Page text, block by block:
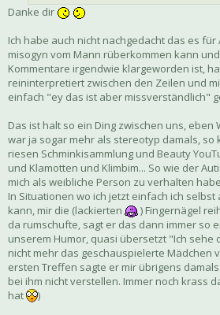
Danke dir
Ich habe auch nicht nachgedacht das es
misogyn vom Mann rüberkommen kann
Kommentare irgendwie klargeworden ist,
reininterpretiert zwischen den Zeilen und
einfach "ey das ist aber missverständlich"
Das ist halt so ein Ding zwischen uns, eben
war ja sogar mehr als stereotyp damals, so
riesen Schminkisammlung und Beauty
und Klamotten und Klimbim... So wie der
mich als weibliche Person zu verhalten
In Situationen wo ich jetzt einfach ich
kann, mir die (lackierten
) Fingernägel
da rumschufte, sagt er das dann immer so
unserem Humor, quasi übersetzt "Ich sehe
nicht mehr das geschauspielerte Mädchen
ersten Treffen sagte er mir übrigens
bei ihm nicht verstellen. Immer noch krass
hat
)